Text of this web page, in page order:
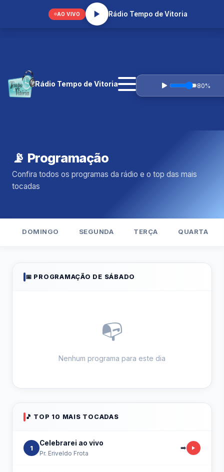
AO VIVO Rádio Tempo de Vitoria
prcaique@gmail.com
Rádio Tempo de Vitoria 80%
📡 Programação
Confira todos os programas da rádio e o top das mais
tocadas
DOMINGO SEGUNDA TERÇA QUARTA
📅 PROGRAMAÇÃO DE SÁBADO
📭
Nenhum programa para este dia
🎵 TOP 10 MAIS TOCADAS
1
Celebrarei ao vivo
Pr. Eriveldo Frota
➡️